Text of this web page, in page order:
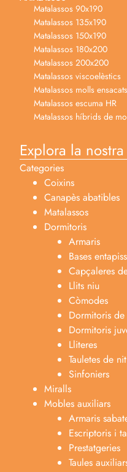
Matalassos 90x190
Matalassos 135x190
Matalassos 150x190
Matalassos 180x200
Matalassos 200x200
Matalassos viscoelèstics
Matalassos molls ensacats
Matalassos escuma HR
Matalassos híbrids de
Explora la
Categories
Coixins
Canapès abatibles
Matalassos
Dormitoris
Armaris
Bases
Capçaleres
Llits niu
Còmodes
Dormitoris
Dormitoris
Lliteres
Tauletes de nit
Sinfoniers
Miralls
Mobles auxiliars
Armaris
Escriptoris i
Prestatgeries
Taules